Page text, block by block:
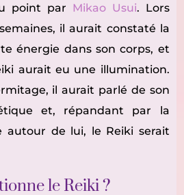
point par Mikao Usui. Lors
il aurait constaté la
énergie dans son corps, et
aurait eu une illumination.
il aurait parlé de son
et, répandant par la
autour de lui, le Reiki serait
le Reiki ?